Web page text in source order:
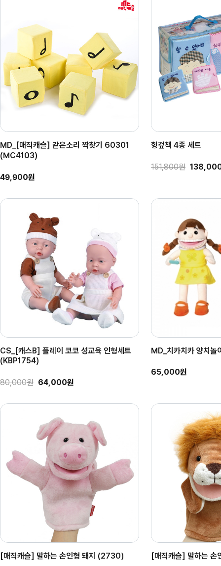
MD_[매직캐슬] 같은소리 짝찾기 60301
(MC4103)
49,900원
헝겊책 4종 세트
151,800원
CS_[캐스B] 플레이 코코 성교육 인형세트
(KBP1754)
80,000원 64,000원
MD_치카치카 양치놀
65,000원
[매직캐슬] 말하는 손인형 돼지 (2730) [매직캐슬] 말하는